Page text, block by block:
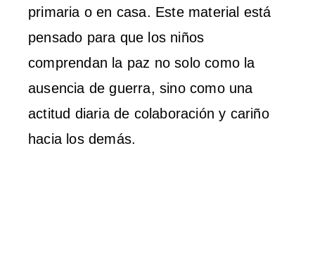
primaria o en casa. Este material está
pensado para que los niños
comprendan la paz no solo como la
ausencia de guerra, sino como una
actitud diaria de colaboración y cariño
hacia los demás.